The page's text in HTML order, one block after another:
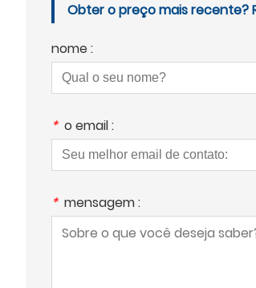
Obter o preço mais recente?
nome :
* o email :
* mensagem :